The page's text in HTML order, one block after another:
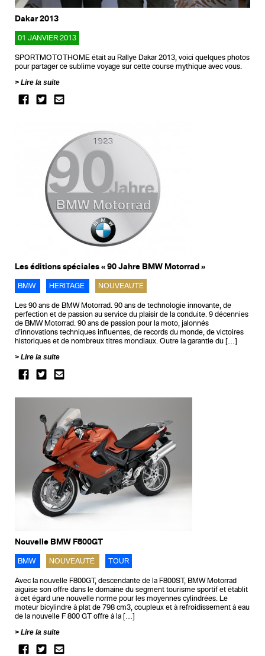
Dakar 2013
01 JANVIER 2013
SPORTMOTOTHOME était au Rallye Dakar 2013, voici quelques photos
pour partager ce sublime voyage sur cette course mythique avec vous.
Lire la suite
Les éditions spéciales « 90 Jahre BMW Motorrad »
BMW HERITAGE NOUVEAUTÉ
Les 90 ans de BMW Motorrad. 90 ans de technologie innovante, de
perfection et de passion au service du plaisir de la conduite. 9 décennies
de BMW Motorrad. 90 ans de passion pour la moto, jalonnés
d’innovations techniques influentes, de records du monde, de victoires
historiques et de nombreux titres mondiaux. Outre la garantie du […]
Lire la suite
Nouvelle BMW F800GT
BMW NOUVEAUTÉ TOUR
Avec la nouvelle F800GT, descendante de la F800ST, BMW Motorrad
aiguise son offre dans le domaine du segment tourisme sportif et établit
à cet égard une nouvelle norme pour les moyennes cylindrées. Le
moteur bicylindre à plat de 798 cm3, coupleux et à refroidissement à eau
de la nouvelle F 800 GT offre à la […]
Lire la suite